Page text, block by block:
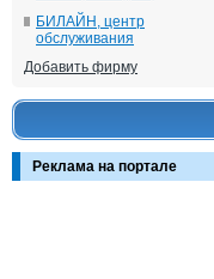
БИЛАЙН, центр
обслуживания
Добавить фирму
Реклама на портале